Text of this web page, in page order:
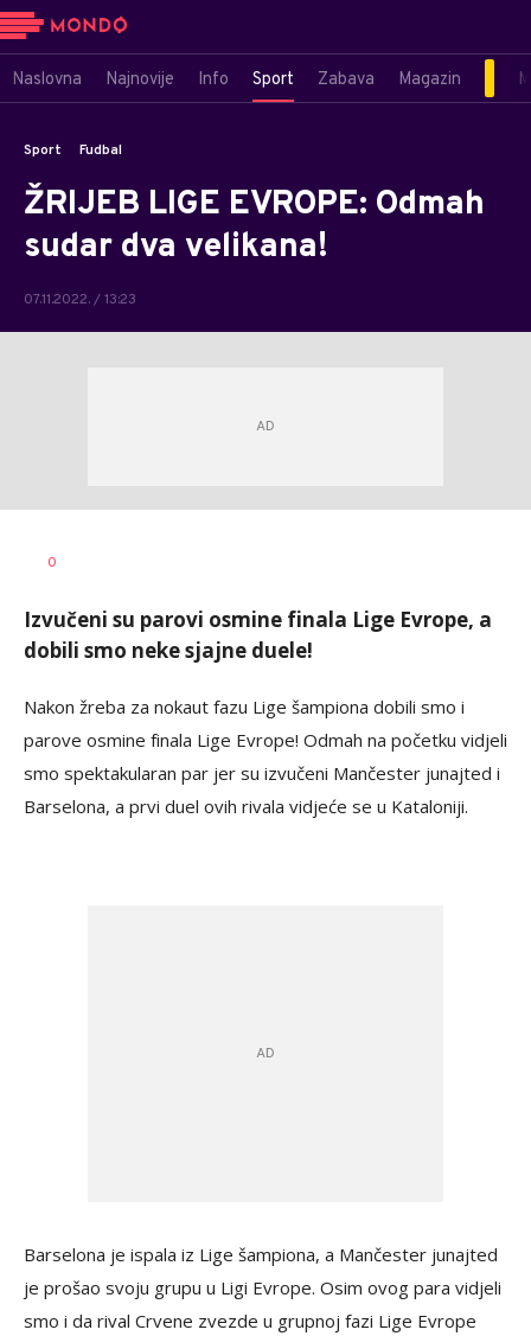
Naslovna Najnovije Info Sport Zabava Magazin
Sport Fudbal
ŽRIJEB LIGE EVROPE: Odmah
sudar dva velikana!
07.11.2022. / 13:23
AUTOR
0
Izvučeni su parovi osmine finala Lige Evrope, a
dobili smo neke sjajne duele!
Nakon žreba za nokaut fazu Lige šampiona dobili smo i
parove osmine finala Lige Evrope! Odmah na početku vidjeli
smo spektakularan par jer su izvučeni Mančester junajted i
Barselona, a prvi duel ovih rivala vidjeće se u Kataloniji.
Barselona je ispala iz Lige šampiona, a Mančester junajted
je prošao svoju grupu u Ligi Evrope. Osim ovog para vidjeli
smo i da rival Crvene zvezde u grupnoj fazi Lige Evrope